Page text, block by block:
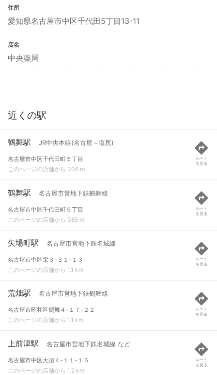
住所
愛知県名古屋市中区千代田5丁目13-11
店名
中央薬局
近くの駅
鶴舞駅 JR中央本線(名古屋～塩尻)
名古屋市中区千代田町５丁目
このページの店舗から 306 m
ルート
を見る
鶴舞駅 名古屋市営地下鉄鶴舞線
名古屋市中区千代田町５丁目
このページの店舗から 385 m
ルート
を見る
矢場町駅 名古屋市営地下鉄名城線
名古屋市中区栄３-３１-１３
このページの店舗から 1.1 km
ルート
を見る
荒畑駅 名古屋市営地下鉄鶴舞線
名古屋市昭和区鶴舞４-１７-２２
このページの店舗から 1.1 km
ルート
を見る
上前津駅 名古屋市営地下鉄名城線 など
名古屋市中区大須４-１１-１５
このページの店舗から 1.2 km
ルート
を見る